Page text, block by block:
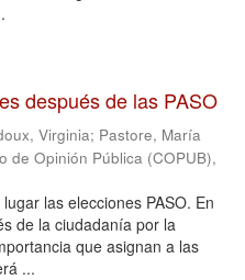
después de las PASO
Virginia; Pastore, María
de Opinión Pública (COPUB),
las elecciones PASO. En
de la ciudadanía por la
que asignan a las
...